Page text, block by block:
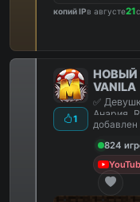
копий IPв августе21
1
НОВЫЙ
VANILA
✅
Анария,
добавлен
824